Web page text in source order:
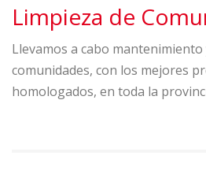
Limpieza de
Llevamos a cabo mantenimiento
comunidades, con los mejores
homologados, en toda la